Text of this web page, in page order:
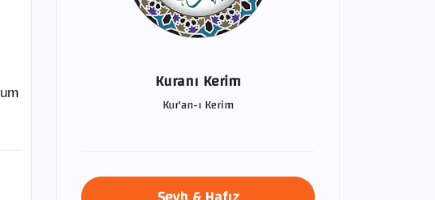
Kuranı Kerim
Kur'an-ı Kerim